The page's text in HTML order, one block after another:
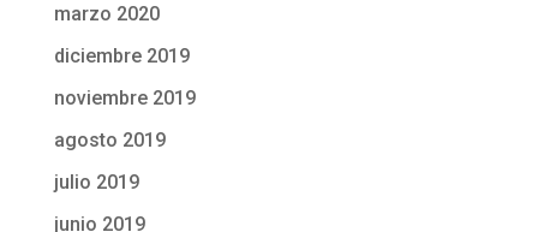
marzo 2020
diciembre 2019
noviembre 2019
agosto 2019
julio 2019
junio 2019